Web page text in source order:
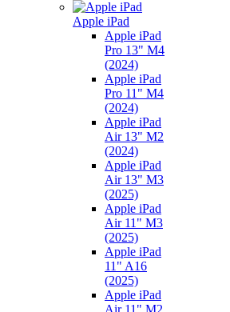
Apple iPad
Apple iPad
Pro 13" M4
(2024)
Apple iPad
Pro 11" M4
(2024)
Apple iPad
Air 13" M2
(2024)
Apple iPad
Air 13" M3
(2025)
Apple iPad
Air 11" M3
(2025)
Apple iPad
11" A16
(2025)
Apple iPad
Air 11" M2